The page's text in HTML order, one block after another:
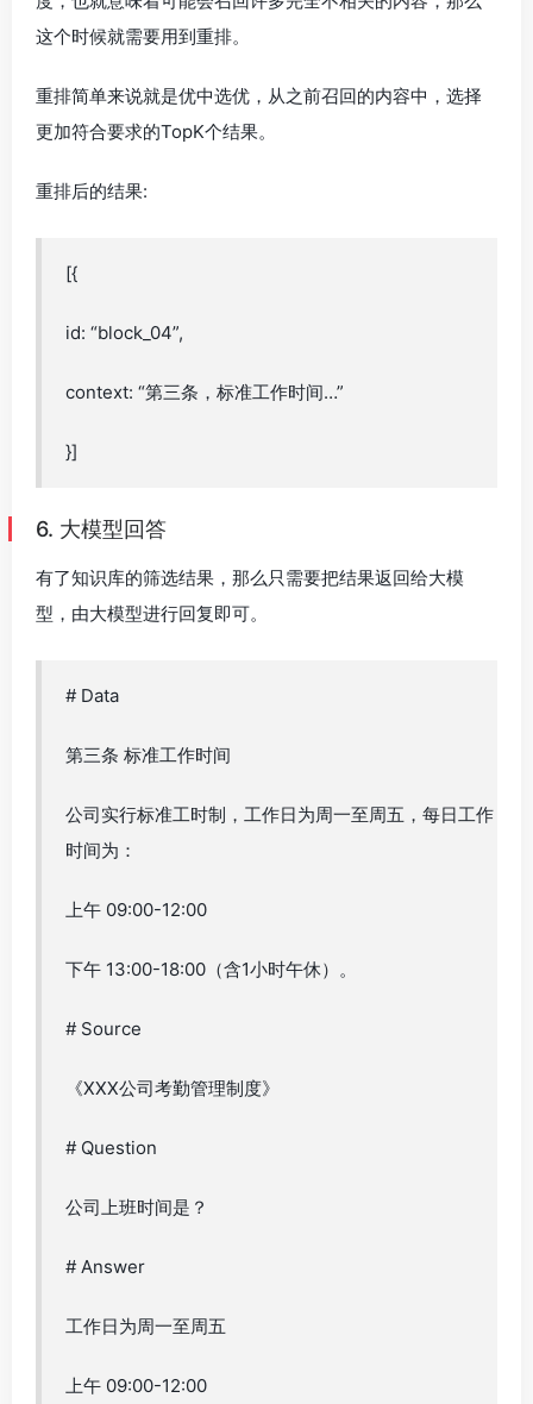
这个时候就需要用到重排。
重排简单来说就是优中选优，从之前召回的内容中，选择
更加符合要求的TopK个结果。
重排后的结果:
[{
id: “block_04”,
context: “第三条，标准工作时间…”
}]
6. 大模型回答
有了知识库的筛选结果，那么只需要把结果返回给大模
型，由大模型进行回复即可。
# Data
第三条 标准工作时间
公司实行标准工时制，工作日为周一至周五，每日工作
时间为：
上午 09:00-12:00
下午 13:00-18:00（含1小时午休）。
# Source
《XXX公司考勤管理制度》
# Question
公司上班时间是？
# Answer
工作日为周一至周五
上午 09:00-12:00